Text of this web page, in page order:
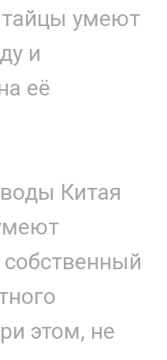
умеют
и
её
Китая
этом, не